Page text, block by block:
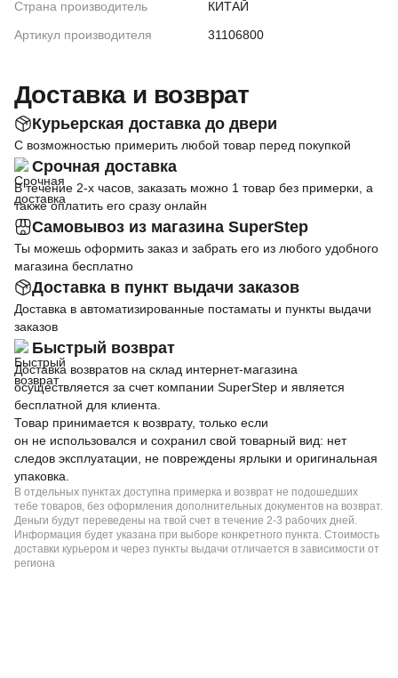
Страна производитель
КИТАЙ
Артикул производителя
31106800
Доставка и возврат
Курьерская доставка до двери
С возможностью примерить любой товар перед покупкой
Срочная доставка
В течение 2-х часов, заказать можно 1 товар без примерки, а
также оплатить его сразу онлайн
Самовывоз из магазина SuperStep
Ты можешь оформить заказ и забрать его из любого удобного
магазина бесплатно
Доставка в пункт выдачи заказов
Доставка в автоматизированные постаматы и пункты выдачи
заказов
Быстрый возврат
Доставка возвратов на склад интернет-магазина
осуществляется за счет компании SuperStep и является
бесплатной для клиента.
Товар принимается к возврату, только если
он не использовался и сохранил свой товарный вид: нет
следов эксплуатации, не повреждены ярлыки и оригинальная
упаковка.
В отдельных пунктах доступна примерка и возврат не подошедших
тебе товаров, без оформления дополнительных документов на возврат.
Деньги будут переведены на твой счет в течение 2-3 рабочих дней.
Информация будет указана при выборе конкретного пункта. Стоимость
доставки курьером и через пункты выдачи отличается в зависимости от
региона